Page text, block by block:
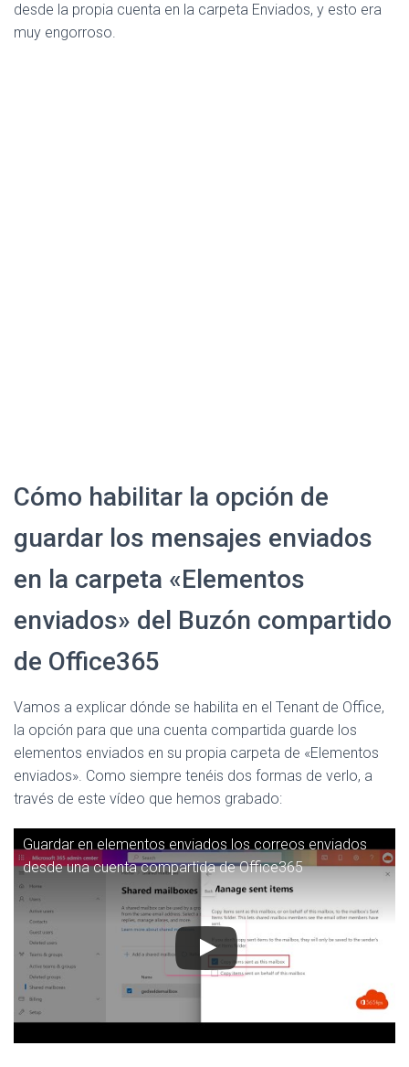
desde la propia cuenta en la carpeta Enviados, y esto era
muy engorroso.
Cómo habilitar la opción de
guardar los mensajes enviados
en la carpeta «Elementos
enviados» del Buzón compartido
de Office365
Vamos a explicar dónde se habilita en el Tenant de Office,
la opción para que una cuenta compartida guarde los
elementos enviados en su propia carpeta de «Elementos
enviados». Como siempre tenéis dos formas de verlo, a
través de este vídeo que hemos grabado:
Guardar en elementos enviados los correos enviados
desde una cuenta compartida de Office365